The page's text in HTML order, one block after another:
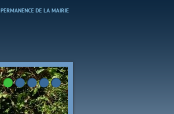
PERMANENCE DE LA MAIRIE